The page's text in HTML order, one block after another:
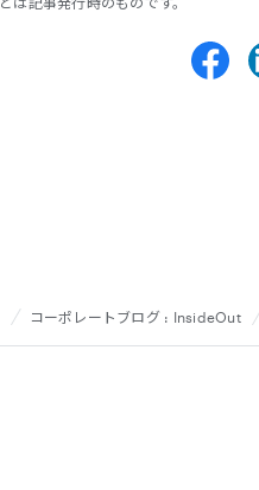
コーポレートブログ : InsideOut